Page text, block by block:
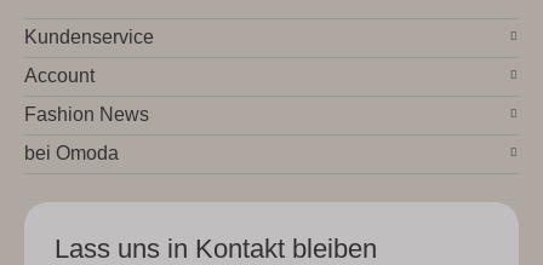
Kundenservice
Account
Fashion News
bei Omoda
Lass uns in Kontakt bleiben